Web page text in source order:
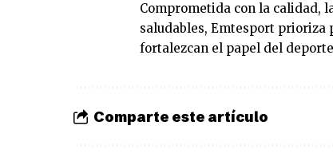
Comprometida con la calidad,
saludables, Emtesport prioriza
fortalezcan el papel del
Comparte este artículo